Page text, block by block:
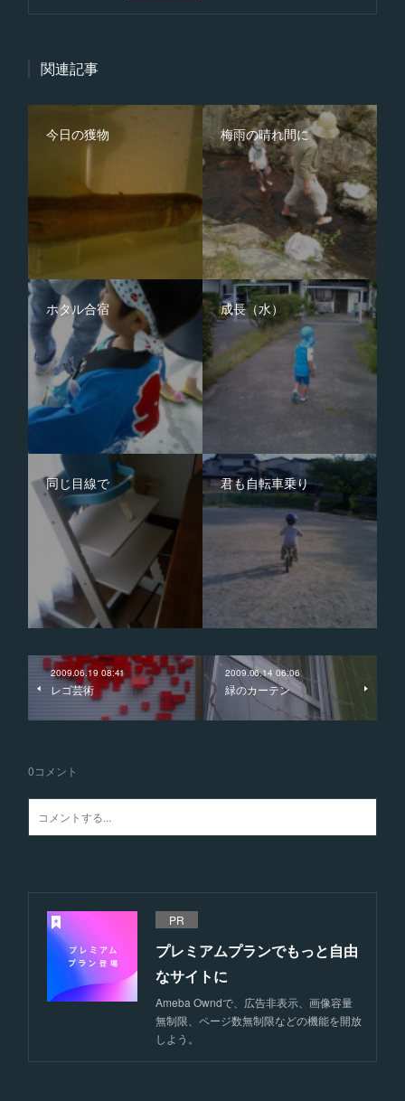
関連記事
今日の獲物 梅雨の晴れ間に
ホタル合宿 成長（水）
同じ目線で 君も自転車乗り
2009.06.19 08:41
レゴ芸術
2009.06.14 06:06
緑のカーテン
0コメント
PR
プレミアムプランでもっと自由
なサイトに
Ameba Owndで、広告非表示、画像容量
無制限、ページ数無制限などの機能を開放
しよう。